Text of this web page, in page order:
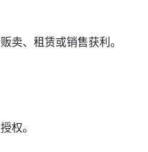
卖、租赁或销售获利。
权。